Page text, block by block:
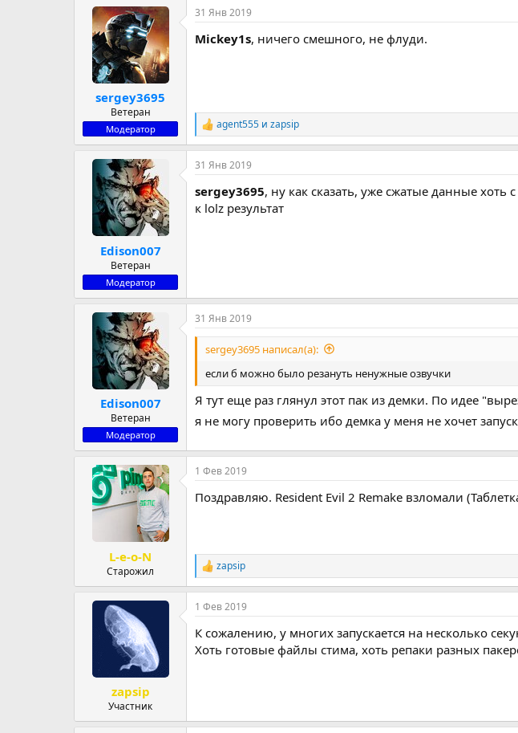
sergey3695
Ветеран
Модератор
31 Янв 2019
Mickey1s, ничего смешного, не флуди.
Р
е
а
к
и
и
agent555 и zapsip
Edison007
Ветеран
Модератор
31 Янв 2019
sergey3695, ну как сказать, уже сжатые данные
к lolz результат
Edison007
Ветеран
Модератор
31 Янв 2019
sergey3695 написал(а):
если б можно было резануть ненужные озвучки
Я тут еще раз глянул этот пак из демки. По идее
я не могу проверить ибо демка у меня не хочет
L-e-o-N
Старожил
1 Фев 2019
Поздравляю. Resident Evil 2 Remake взломали
Р
е
а
к
и
и
zapsip
zapsip
Участник
1 Фев 2019
К сожалению, у многих запускается на несколько
Хоть готовые файлы стима, хоть репаки разных